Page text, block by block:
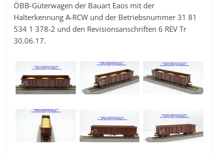
ÖBB-Güterwagen der Bauart Eaos mit der
Halterkennung A-RCW und der Betriebsnummer 31 81
534 1 378-2 und den Revisionsanschriften 6 REV Tr
30.06.17.